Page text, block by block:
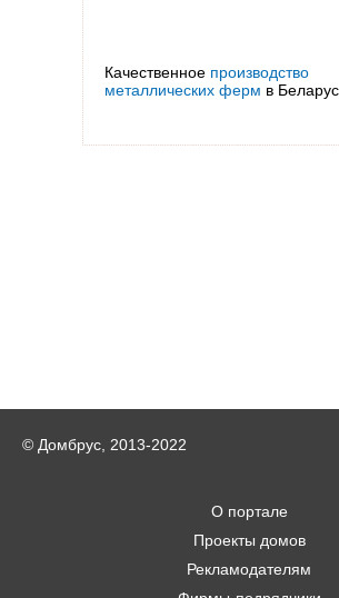
Качественное производство
металлических ферм в
© Домбрус, 2013-2022
О портале
Проекты домов
Рекламодателям